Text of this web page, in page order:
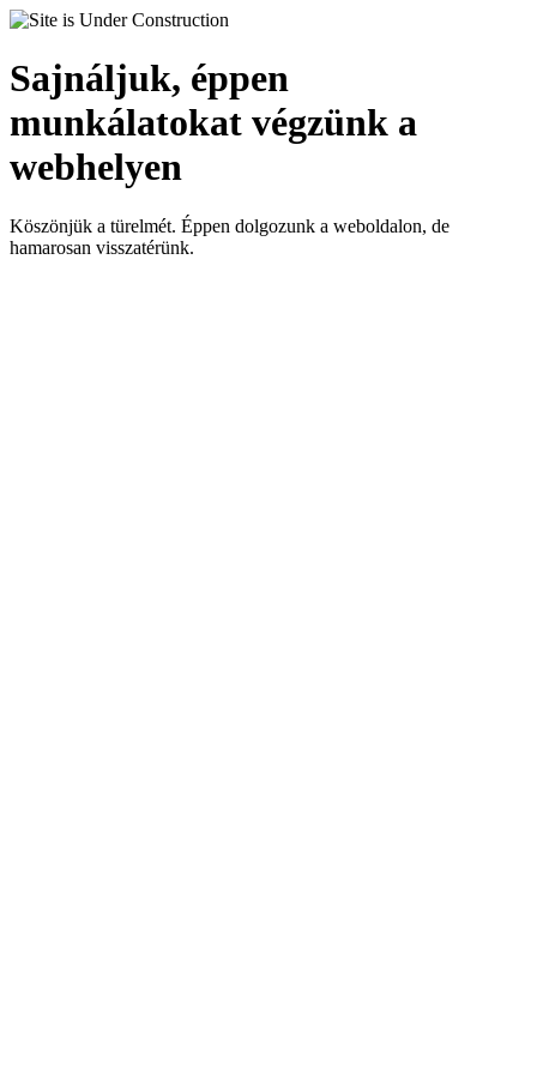
Sajnáljuk, éppen
munkálatokat végzünk a
webhelyen
Köszönjük a türelmét. Éppen dolgozunk a weboldalon, de
hamarosan visszatérünk.